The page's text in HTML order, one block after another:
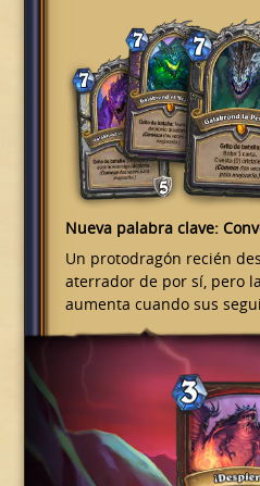
Nueva palabra clave:
Un protodragón recién
aterrador de por sí, pero
aumenta cuando sus